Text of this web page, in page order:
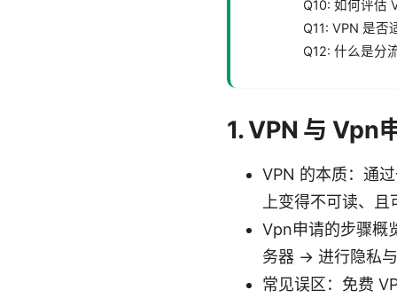
Q10: 如何评估
Q11: VPN 是否
Q12: 什么是分
1. VPN 与 Vpn
VPN 的本质：通
上变得不可读、
Vpn申请的步骤
务器 → 进行隐私
常见误区：免费